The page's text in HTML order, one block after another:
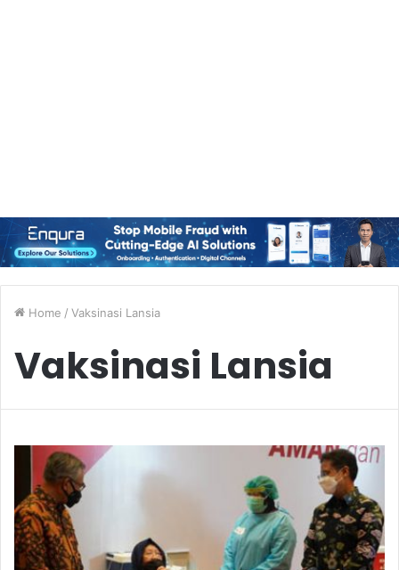
Home / Vaksinasi Lansia
Vaksinasi Lansia